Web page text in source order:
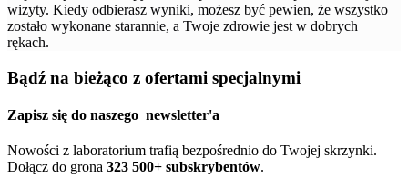
wizyty. Kiedy odbierasz wyniki, możesz być pewien, że wszystko
zostało wykonane starannie, a Twoje zdrowie jest w dobrych
rękach.
Bądź na bieżąco z ofertami specjalnymi
Zapisz się do naszego newsletter'a
Nowości z laboratorium trafią bezpośrednio do Twojej skrzynki.
Dołącz do grona 323 500+ subskrybentów.